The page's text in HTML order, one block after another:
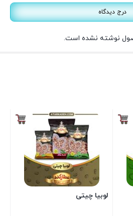
درج دیدگاه
نوشته نشده است.
لوبیا چیتی